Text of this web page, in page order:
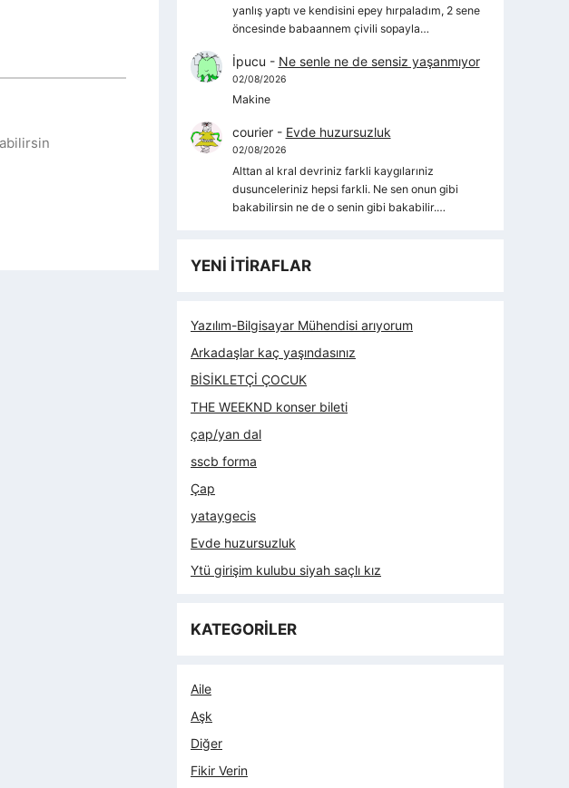
yanlış yaptı ve kendisini epey hırpaladım, 2 sene
öncesinde babaannem çivili sopayla…
İpucu - Ne senle ne de sensiz yaşanmıyor
02/08/2026
Makine
courier- Evde huzursuzluk
02/08/2026
Alttan al kral devriniz farkli kaygılarıniz
dusunceleriniz hepsi farkli. Ne sen onun gibi
bakabilirsin ne de o senin gibi bakabilir.…
YENİ İTİRAFLAR
Yazılım-Bilgisayar Mühendisi arıyorum
Arkadaşlar kaç yaşındasınız
BİSİKLETÇİ ÇOCUK
THE WEEKND konser bileti
çap/yan dal
sscb forma
Çap
yataygecis
Evde huzursuzluk
Ytü girişim kulubu siyah saçlı kız
KATEGORİLER
Aile
Aşk
Diğer
Fikir Verin